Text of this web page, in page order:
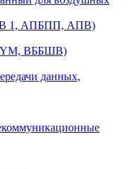
1, АПБПП, АПВ)
ВББШВ)
данных,